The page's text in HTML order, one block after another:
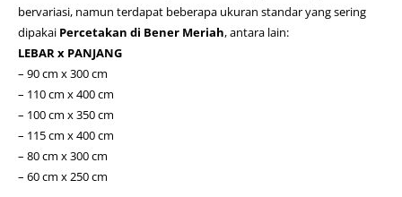
bervariasi, namun terdapat beberapa ukuran standar yang sering
dipakai Percetakan di Bener Meriah, antara lain:
LEBAR x PANJANG
– 90 cm x 300 cm
– 110 cm x 400 cm
– 100 cm x 350 cm
– 115 cm x 400 cm
– 80 cm x 300 cm
– 60 cm x 250 cm